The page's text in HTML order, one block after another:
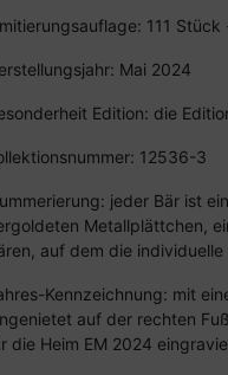
111
Mai 2024
Edition: die
12536-3
jeder Bär ist
Metallplättchen,
auf dem die
Kennzeichnung: mit
auf der rechten
die Heim EM 2024